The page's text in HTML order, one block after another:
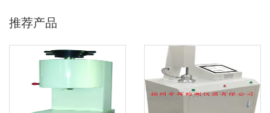
推荐产品